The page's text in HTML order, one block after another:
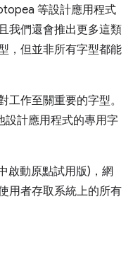
等設計應用程式
我們還會推出更多這類
，但並非所有字型都能
作至關重要的字型。
設計應用程式的專用字
啟動原點試用版)，網
用者存取系統上的所有